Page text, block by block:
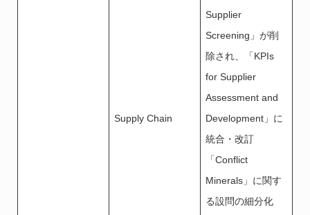
Supply Chain
Supplier
Screening」が削
除され、「KPIs
for Supplier
Assessment and
Development」に
統合・改訂
「Conflict
Minerals」に関す
る設問の細分化